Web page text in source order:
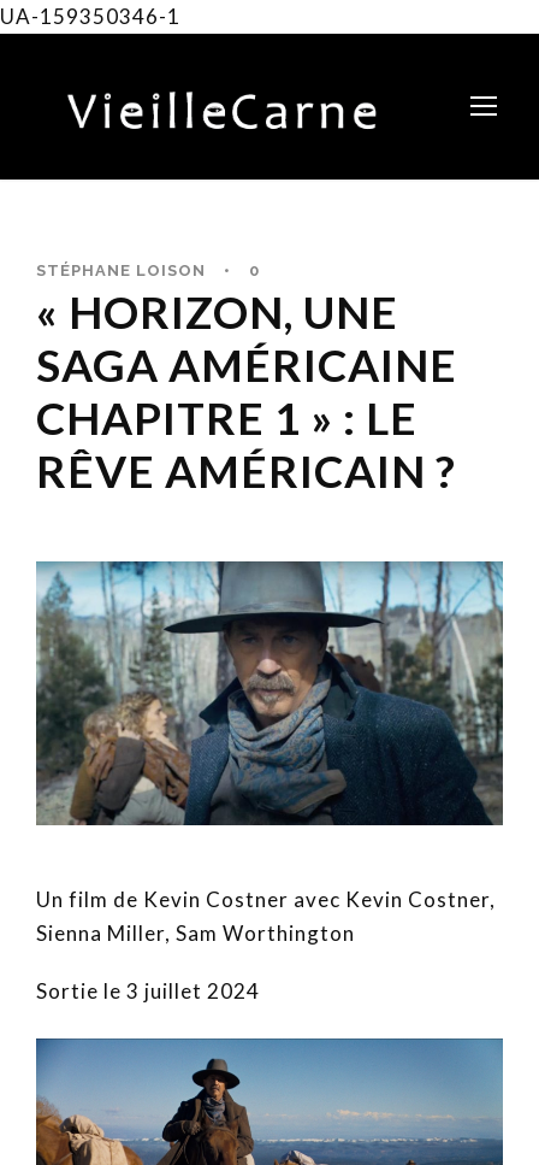
UA-159350346-1
STÉPHANE LOISON • 0
« HORIZON, UNE
SAGA AMÉRICAINE
CHAPITRE 1 » : LE
RÊVE AMÉRICAIN ?
Un film de Kevin Costner avec Kevin Costner,
Sienna Miller, Sam Worthington
Sortie le 3 juillet 2024